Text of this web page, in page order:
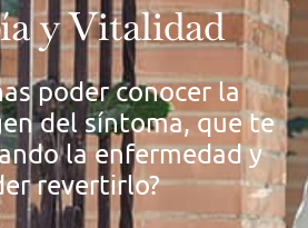
y Vitalidad
poder conocer la
del síntoma, que te
la enfermedad y
revertirlo?